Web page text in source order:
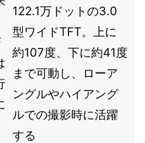
122.1万ドットの3.0
型ワイドTFT。上に
約107度、下に約41度
まで可動し、ローア
ングルやハイアング
ルでの撮影時に活躍
する